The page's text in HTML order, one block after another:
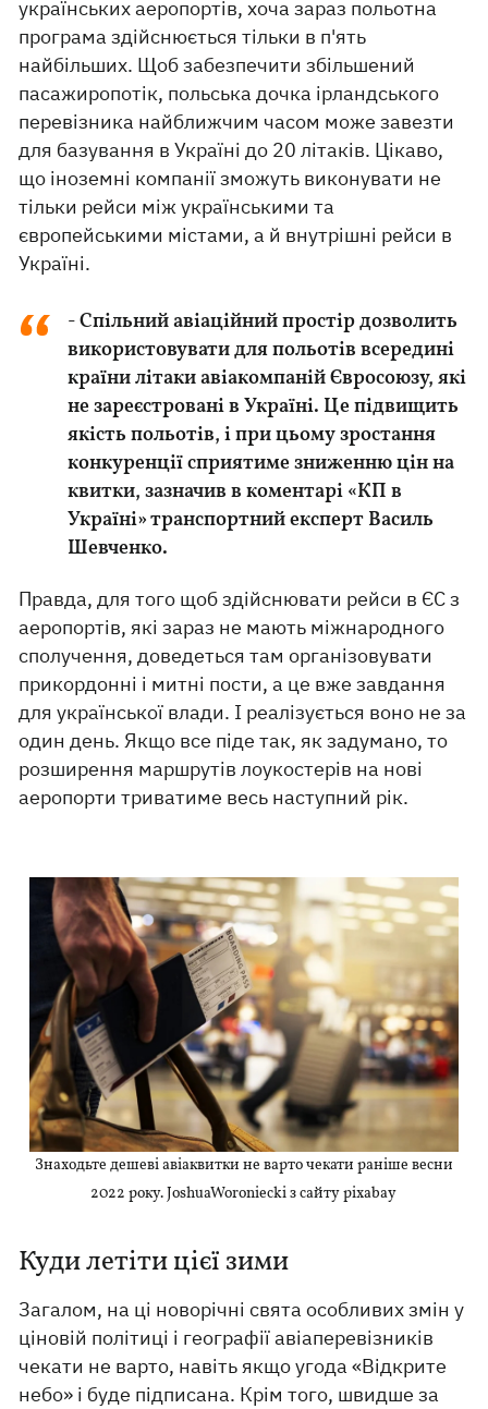
українських аеропортів, хоча зараз польотна
програма здійснюється тільки в п'ять
найбільших. Щоб забезпечити збільшений
пасажиропотік, польська дочка ірландського
перевізника найближчим часом може завезти
для базування в Україні до 20 літаків. Цікаво,
що іноземні компанії зможуть виконувати не
тільки рейси між українськими та
європейськими містами, а й внутрішні рейси в
Україні.
- Спільний авіаційний простір дозволить
використовувати для польотів всередині
країни літаки авіакомпаній Євросоюзу, які
не зареєстровані в Україні. Це підвищить
якість польотів, і при цьому зростання
конкуренції сприятиме зниженню цін на
квитки, зазначив в коментарі «КП в
Україні» транспортний експерт Василь
Шевченко.
Правда, для того щоб здійснювати рейси в ЄС з
аеропортів, які зараз не мають міжнародного
сполучення, доведеться там організовувати
прикордонні і митні пости, а це вже завдання
для української влади. І реалізується воно не за
один день. Якщо все піде так, як задумано, то
розширення маршрутів лоукостерів на нові
аеропорти триватиме весь наступний рік.
Знаходьте дешеві авіаквитки не варто чекати раніше весни
2022 року. JoshuaWoroniecki з сайту pixabay
Куди летіти цієї зими
Загалом, на ці новорічні свята особливих змін у
ціновій політиці і географії авіаперевізників
чекати не варто, навіть якщо угода «Відкрите
небо» і буде підписана. Крім того, швидше за